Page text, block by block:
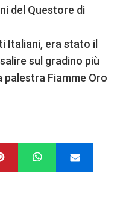
del Questore di
Italiani, era stato il
sul gradino più
palestra Fiamme Oro